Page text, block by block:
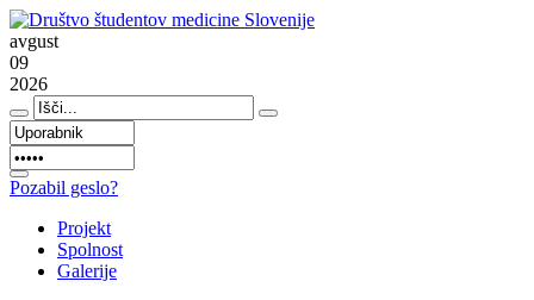
avgust
09
2026
Pozabil geslo?
Projekt
Spolnost
Galerije